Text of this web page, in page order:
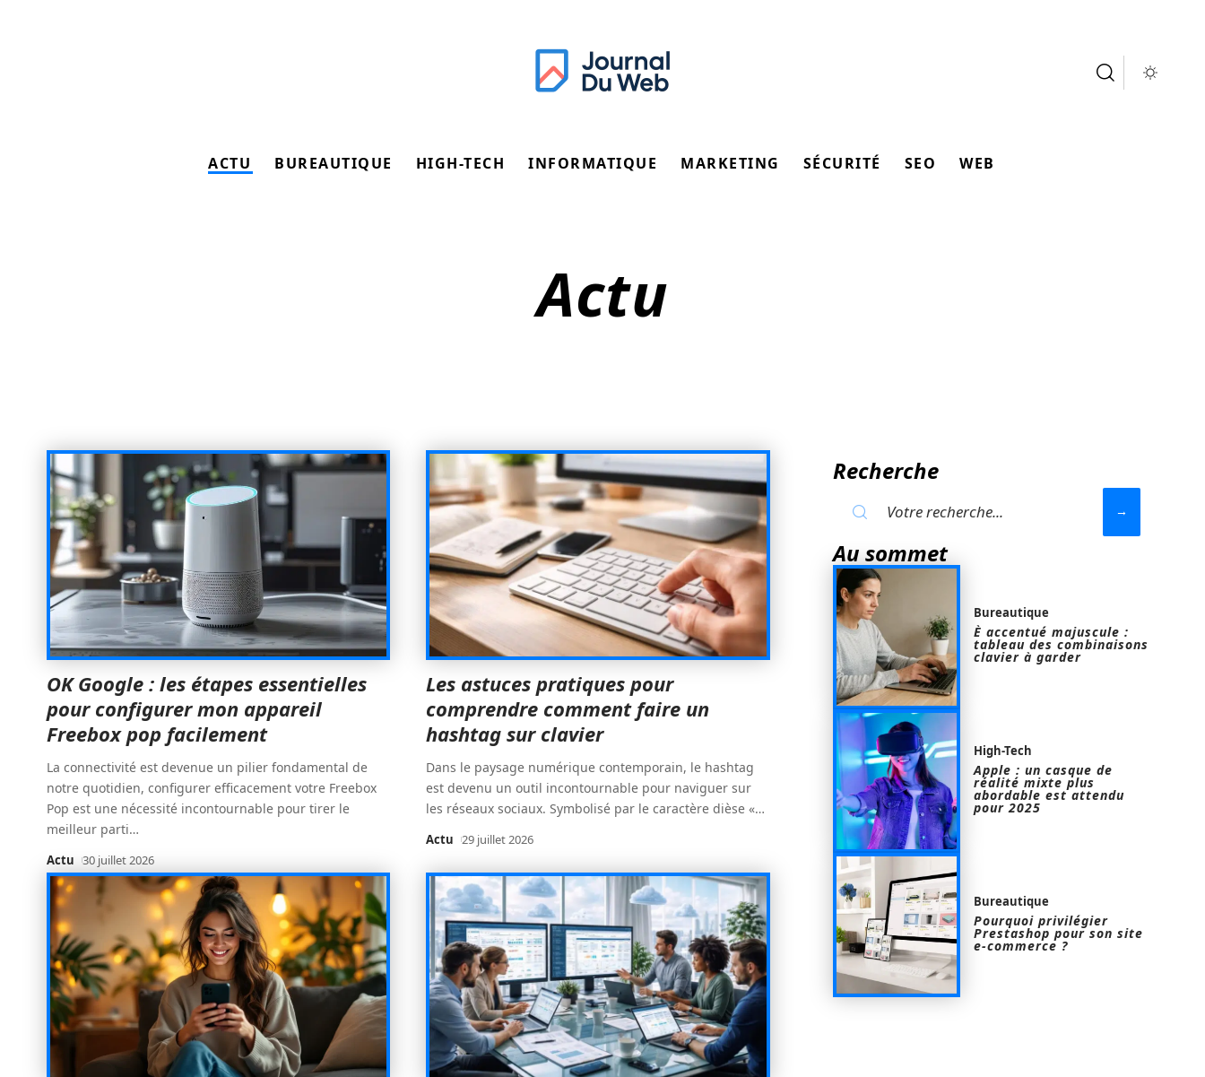
ACTU BUREAUTIQUE HIGH-TECH INFORMATIQUE MARKETING SÉCURITÉ SEO WEB
Actu
OK Google : les étapes essentielles
pour configurer mon appareil
Freebox pop facilement
La connectivité est devenue un pilier fondamental de
notre quotidien, configurer efficacement votre Freebox
Pop est une nécessité incontournable pour tirer le
meilleur parti…
Actu 30 juillet 2026
Les astuces pratiques pour
comprendre comment faire un
hashtag sur clavier
Dans le paysage numérique contemporain, le hashtag
est devenu un outil incontournable pour naviguer sur
les réseaux sociaux. Symbolisé par le caractère dièse «…
Actu 29 juillet 2026
Recherche
Au sommet
Bureautique
È accentué majuscule :
tableau des combinaisons
clavier à garder
High-Tech
Apple : un casque de
réalité mixte plus
abordable est attendu
pour 2025
Bureautique
Pourquoi privilégier
Prestashop pour son site
e-commerce ?